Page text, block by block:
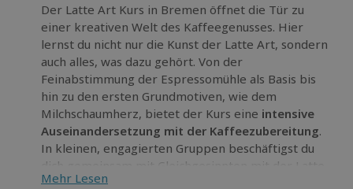
Der Latte Art Kurs in Bremen öffnet die Tür zu
einer kreativen Welt des Kaffeegenusses. Hier
lernst du nicht nur die Kunst der Latte Art, sondern
auch alles, was dazu gehört. Von der
Feinabstimmung der Espressomühle als Basis bis
hin zu den ersten Grundmotiven, wie dem
Milchschaumherz, bietet der Kurs eine intensive
Auseinandersetzung mit der Kaffeezubereitung.
In kleinen, engagierten Gruppen beschäftigst du
dich gemeinsam mit Gleichgesinnten mit der Latte
Art und verfeinerst deine Techniken für
Mehr Lesen